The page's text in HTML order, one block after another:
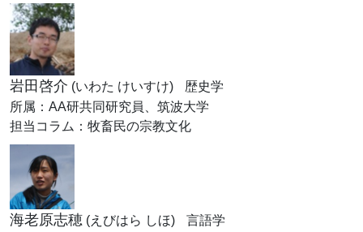
岩田啓介 (いわた けいすけ)
歴史学
所属：AA研共同研究員、筑波大学
担当コラム：牧畜民の宗教文化
海老原志穂 (えびはら しほ)
言語学